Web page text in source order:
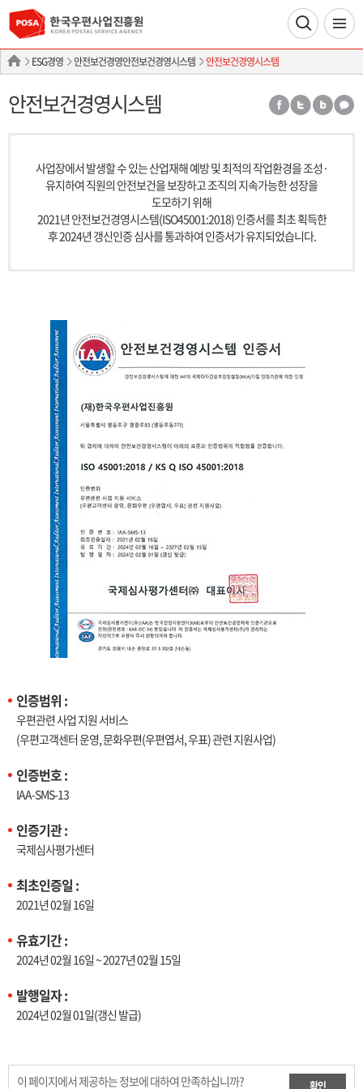
ESG경영 안전보건경영안전보건경영시스템 안전보건경영시스템
안전보건경영시스템
사업장에서 발생할 수 있는 산업재해 예방 및 최적의 작업환경을 조성·
유지하여 직원의 안전보건을 보장하고 조직의 지속가능한 성장을
도모하기 위해
2021년 안전보건경영시스템(ISO45001:2018) 인증서를 최초 획득한
후 2024년 갱신인증 심사를 통과하여 인증서가 유지되었습니다.
인증범위 :
우편관련 사업 지원 서비스
(우편고객센터 운영, 문화우편(우편엽서, 우표) 관련 지원사업)
인증번호 :
IAA-SMS-13
인증기관 :
국제심사평가센터
최초인증일 :
2021년 02월 16일
유효기간 :
2024년 02월 16일 ~ 2027년 02월 15일
발행일자 :
2024년 02월 01일(갱신 발급)
이 페이지에서 제공하는 정보에 대하여 만족하십니까? 확인